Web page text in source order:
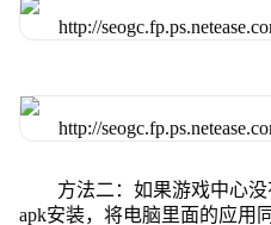
方法二：如果游戏中心
apk安装，将电脑里面的应用